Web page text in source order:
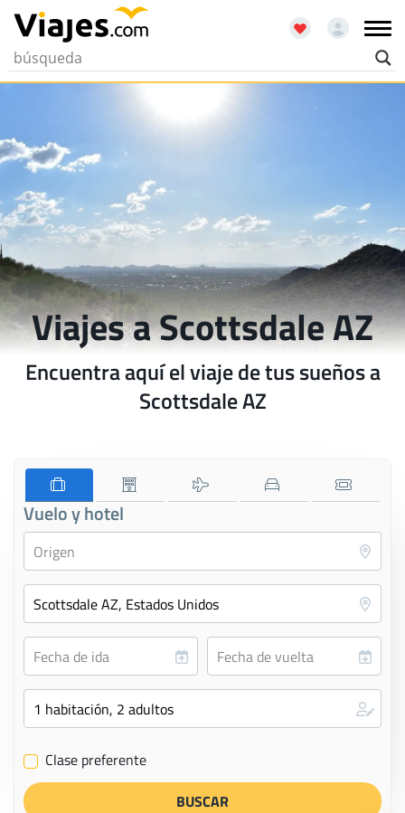
Viajes a Scottsdale AZ
Encuentra aquí el viaje de tus sueños a
Scottsdale AZ
Vuelo y hotel
✔ Clase preferente